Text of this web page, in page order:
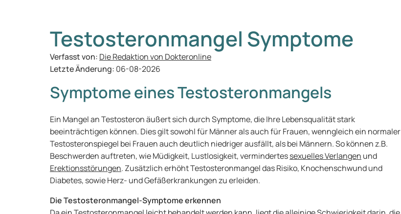
Testosteronmangel Symptome
Verfasst von: Die Redaktion von Dokteronline
Letzte Änderung: 06-08-2026
Symptome eines Testosteronmangels
Ein Mangel an Testosteron äußert sich durch Symptome, die Ihre Lebensqualität stark
beeinträchtigen können. Dies gilt sowohl für Männer als auch für Frauen, wenngleich ein normaler
Testosteronspiegel bei Frauen auch deutlich niedriger ausfällt, als bei Männern. So können z.B.
Beschwerden auftreten, wie Müdigkeit, Lustlosigkeit, vermindertessexuelles Verlangen und
Erektionsstörungen. Zusätzlich erhöht Testosteronmangel das Risiko, Knochenschwund und
Diabetes, sowie Herz- und Gefäßerkrankungen zu erleiden.
Die Testosteronmangel-Symptome erkennen